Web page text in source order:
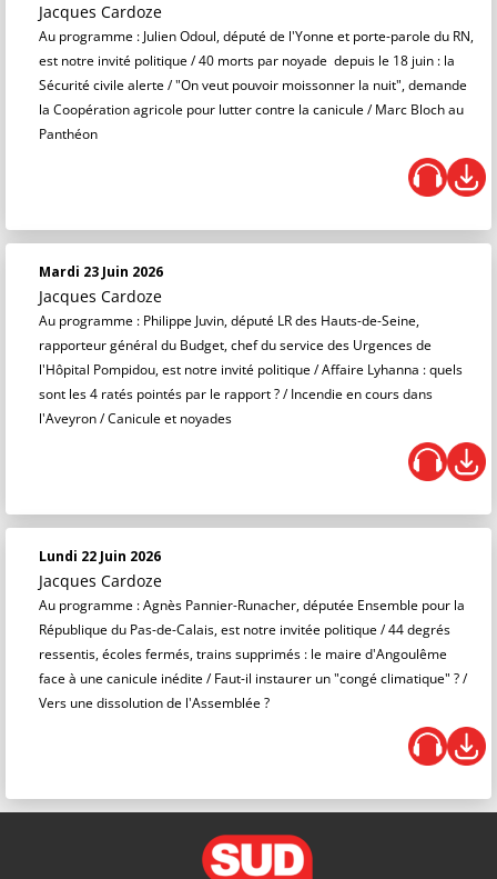
Jacques Cardoze
Au programme : Julien Odoul, député de l'Yonne et porte-parole du RN,
est notre invité politique / 40 morts par noyade depuis le 18 juin : la
Sécurité civile alerte / "On veut pouvoir moissonner la nuit", demande
la Coopération agricole pour lutter contre la canicule / Marc Bloch au
Panthéon
Mardi 23 Juin 2026
Jacques Cardoze
Au programme : Philippe Juvin, député LR des Hauts-de-Seine,
rapporteur général du Budget, chef du service des Urgences de
l'Hôpital Pompidou, est notre invité politique / Affaire Lyhanna : quels
sont les 4 ratés pointés par le rapport ? / Incendie en cours dans
l'Aveyron / Canicule et noyades
Lundi 22 Juin 2026
Jacques Cardoze
Au programme : Agnès Pannier-Runacher, députée Ensemble pour la
République du Pas-de-Calais, est notre invitée politique / 44 degrés
ressentis, écoles fermés, trains supprimés : le maire d'Angoulême
face à une canicule inédite / Faut-il instaurer un "congé climatique" ? /
Vers une dissolution de l'Assemblée ?